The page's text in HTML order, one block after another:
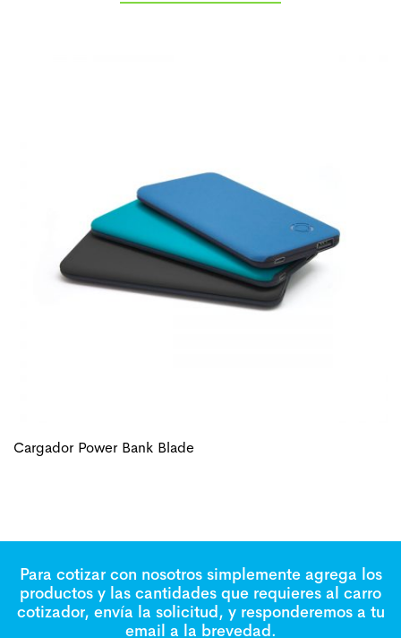
Cargador Power Bank Blade
Para cotizar con nosotros simplemente agrega los
productos y las cantidades que requieres al carro
cotizador, envía la solicitud, y responderemos a tu
email a la brevedad.